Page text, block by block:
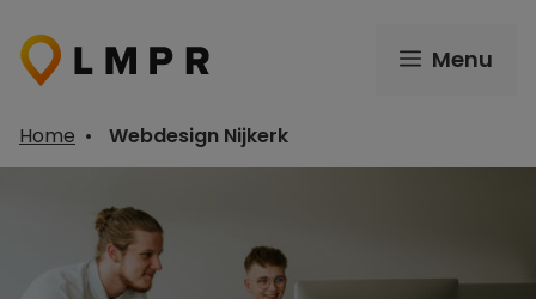
naar
Menu
Home • Webdesign Nijkerk